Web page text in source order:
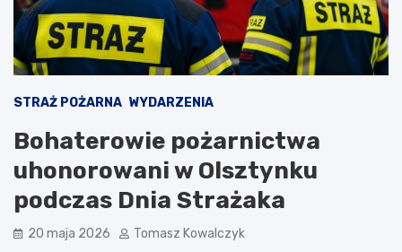
STRAŻ POŻARNA WYDARZENIA
Bohaterowie pożarnictwa
uhonorowani w Olsztynku
podczas Dnia Strażaka
20 maja 2026 Tomasz Kowalczyk